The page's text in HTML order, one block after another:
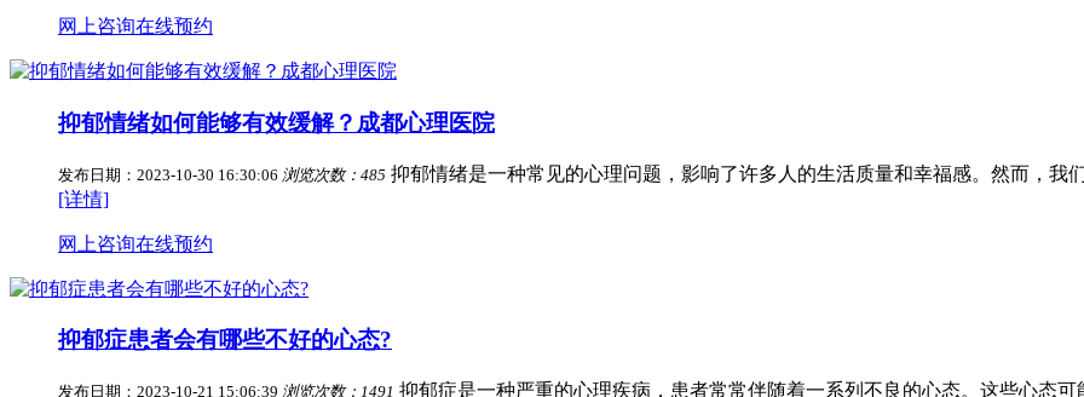
网上咨询在线预约
抑郁情绪如何能够有效缓解？成都心理医院
发布日期：2023-10-30 16:30:06 浏览次数：485 抑郁情绪是一种常见的心理问题，影响了许多人的生活质量和幸福感。然而，我
[详情]
网上咨询在线预约
抑郁症患者会有哪些不好的心态?
发布日期：2023-10-21 15:06:39 浏览次数：1491 抑郁症是一种严重的心理疾病，患者常常伴随着一系列不良的心态。这些心态